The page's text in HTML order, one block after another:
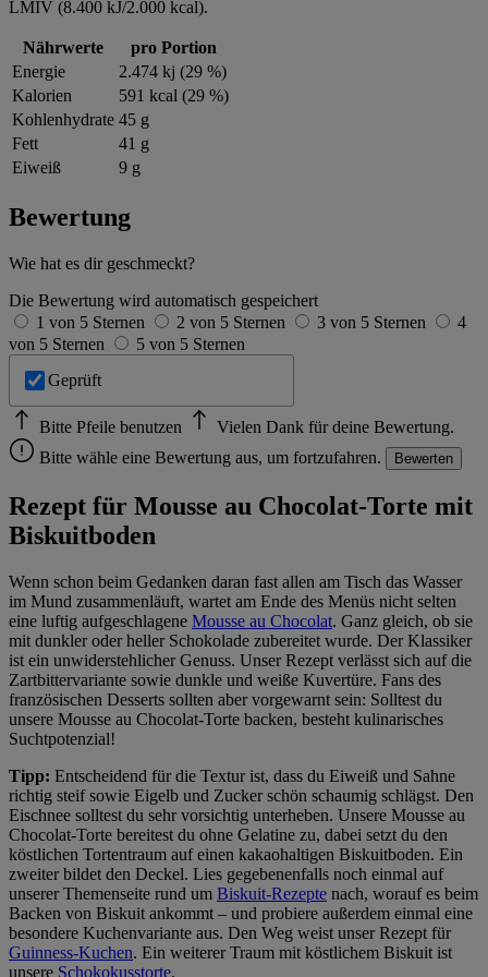
LMIV (8.400 kJ/2.000 kcal).
Nährwerte
pro Portion
Energie
2.474 kj (29 %)
Kalorien
591 kcal (29 %)
Kohlenhydrate 45 g
Fett
41 g
Eiweiß
9 g
Bewertung
Wie hat es dir geschmeckt?
Die Bewertung wird automatisch gespeichert
1 von 5 Sternen
2 von 5 Sternen 3 von 5 Sternen
4
von 5 Sternen
5 von 5 Sternen
Geprüft
Bitte Pfeile benutzen
Vielen Dank für deine Bewertung.
Bitte wähle eine Bewertung aus, um fortzufahren.
Bewerten
Rezept für Mousse au Chocolat-Torte mit
Biskuitboden
Wenn schon beim Gedanken daran fast allen am Tisch das Wasser
im Mund zusammenläuft, wartet am Ende des Menüs nicht selten
eine luftig aufgeschlagene Mousse au Chocolat. Ganz gleich, ob sie
mit dunkler oder heller Schokolade zubereitet wurde. Der Klassiker
ist ein unwiderstehlicher Genuss. Unser Rezept verlässt sich auf die
Zartbittervariante sowie dunkle und weiße Kuvertüre. Fans des
französischen Desserts sollten aber vorgewarnt sein: Solltest du
unsere Mousse au Chocolat-Torte backen, besteht kulinarisches
Suchtpotenzial!
Tipp: Entscheidend für die Textur ist, dass du Eiweiß und Sahne
richtig steif sowie Eigelb und Zucker schön schaumig schlägst. Den
Eischnee solltest du sehr vorsichtig unterheben. Unsere Mousse au
Chocolat-Torte bereitest du ohne Gelatine zu, dabei setzt du den
köstlichen Tortentraum auf einen kakaohaltigen Biskuitboden. Ein
zweiter bildet den Deckel. Lies gegebenenfalls noch einmal auf
unserer Themenseite rund um Biskuit-Rezepte nach, worauf es beim
Backen von Biskuit ankommt – und probiere außerdem einmal eine
besondere Kuchenvariante aus. Den Weg weist unser Rezept für
Guinness-Kuchen. Ein weiterer Traum mit köstlichem Biskuit ist
unsere Schokokusstorte.